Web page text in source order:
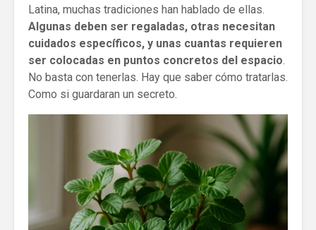
Latina, muchas tradiciones han hablado de ellas.
Algunas deben ser regaladas, otras necesitan
cuidados específicos, y unas cuantas requieren
ser colocadas en puntos concretos del espacio
No basta con tenerlas. Hay que saber cómo tratarlas.
Como si guardaran un secreto.